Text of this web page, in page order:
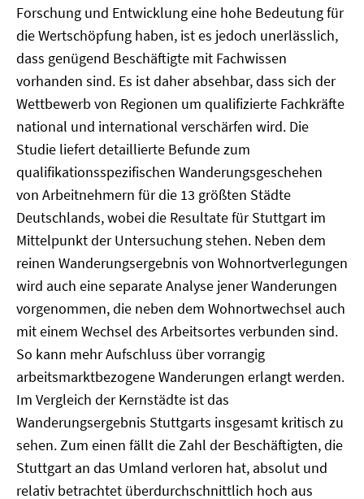
Forschung und Entwicklung eine hohe Bedeutung für
die Wertschöpfung haben, ist es jedoch unerlässlich,
dass genügend Beschäftigte mit Fachwissen
vorhanden sind. Es ist daher absehbar, dass sich der
Wettbewerb von Regionen um qualifizierte Fachkräfte
national und international verschärfen wird. Die
Studie liefert detaillierte Befunde zum
qualifikationsspezifischen Wanderungsgeschehen
von Arbeitnehmern für die 13 größten Städte
Deutschlands, wobei die Resultate für Stuttgart im
Mittelpunkt der Untersuchung stehen. Neben dem
reinen Wanderungsergebnis von Wohnortverlegungen
wird auch eine separate Analyse jener Wanderungen
vorgenommen, die neben dem Wohnortwechsel auch
mit einem Wechsel des Arbeitsortes verbunden sind.
So kann mehr Aufschluss über vorrangig
arbeitsmarktbezogene Wanderungen erlangt werden.
Im Vergleich der Kernstädte ist das
Wanderungsergebnis Stuttgarts insgesamt kritisch zu
sehen. Zum einen fällt die Zahl der Beschäftigten, die
Stuttgart an das Umland verloren hat, absolut und
relativ betrachtet überdurchschnittlich hoch aus